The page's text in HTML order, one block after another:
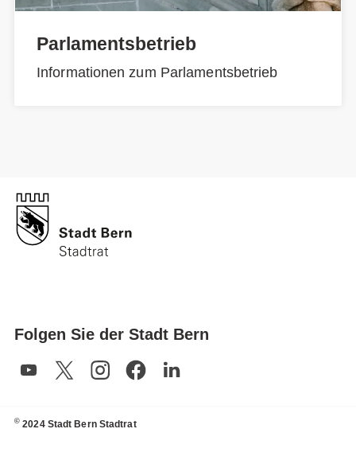
Parlamentsbetrieb
Informationen zum Parlamentsbetrieb
Folgen Sie der Stadt Bern
© 2024 Stadt Bern Stadtrat